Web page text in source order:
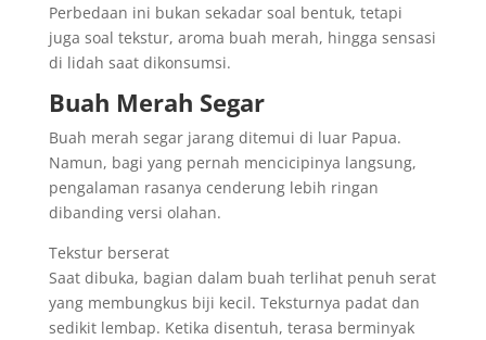
Perbedaan ini bukan sekadar soal bentuk, tetapi
juga soal tekstur, aroma buah merah, hingga sensasi
di lidah saat dikonsumsi.
Buah Merah Segar
Buah merah segar jarang ditemui di luar Papua.
Namun, bagi yang pernah mencicipinya langsung,
pengalaman rasanya cenderung lebih ringan
dibanding versi olahan.
Tekstur berserat
Saat dibuka, bagian dalam buah terlihat penuh serat
yang membungkus biji kecil. Teksturnya padat dan
sedikit lembap. Ketika disentuh, terasa berminyak